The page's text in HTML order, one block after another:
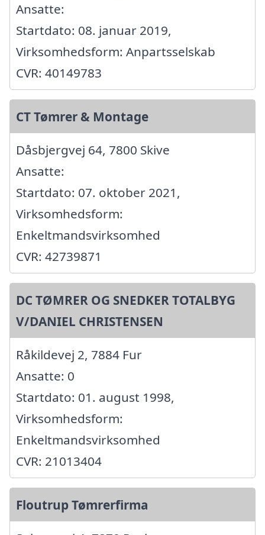
Ansatte:
Startdato: 08. januar 2019,
Virksomhedsform: Anpartsselskab
CVR: 40149783
CT Tømrer & Montage
Dåsbjergvej 64, 7800 Skive
Ansatte:
Startdato: 07. oktober 2021,
Virksomhedsform:
Enkeltmandsvirksomhed
CVR: 42739871
DC TØMRER OG SNEDKER TOTALBYG
V/DANIEL CHRISTENSEN
Råkildevej 2, 7884 Fur
Ansatte: 0
Startdato: 01. august 1998,
Virksomhedsform:
Enkeltmandsvirksomhed
CVR: 21013404
Floutrup Tømrerfirma